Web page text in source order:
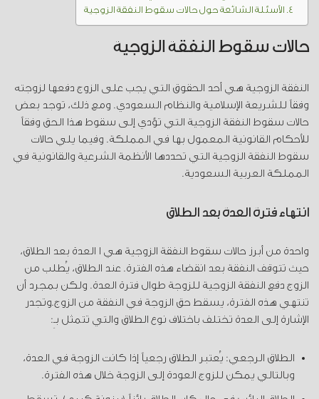
الأسئلة الشائعة حول حالات سقوط النفقة الزوجية
حالات سقوط النفقة الزوجية
النفقة الزوجية هي أحد الحقوق التي يجب على الزوج دفعها لزوجته
وفقاً للشريعة الإسلامية والنظام السعودي. ومع ذلك، توجد بعض
حالات سقوط النفقة الزوجية التي تؤدي إلى سقوط هذا الحق وفقاً
للأحكام القانونية المعمول بها في المملكة. وفيما يلي حالات
سقوط النفقة الزوجية التي تحددها الأنظمة الشرعية والقانونية في
المملكة العربية السعودية.
انتهاء فترة العدة بعد الطلاق
واحدة من أبرز حالات سقوط النفقة الزوجية هي ا العدة بعد الطلاق،
حيث تتوقف النفقة بعد انقضاء هذه الفترة. عند الطلاق، يُطلب من
الزوج دفع النفقة الزوجية للزوجة طوال فترة العدة. ولكن بمجرد أن
تنتهي هذه الفترة، يسقط حق الزوجة في النفقة من الزوج.وتجدر
الإشارة إلى العدة تختلف باختلاف نوع الطلاق والتي تتمثل بـِ:
الطلاق الرجعي: يُعتبر الطلاق رجعياً إذا كانت الزوجة في العدة،
وبالتالي يمكن للزوج العودة إلى الزوجة خلال هذه الفترة.